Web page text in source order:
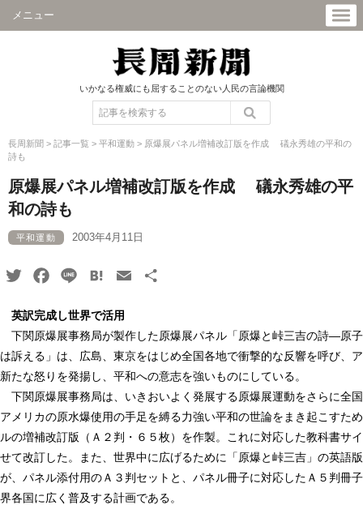
メニュー
いかなる権威にも屈することのない人民の言論機関
長周新聞 > 記事一覧 > 平和運動 > 原爆展パネル増補改訂版を作成 礒永秀雄の平和の
詩も
原爆展パネル増補改訂版を作成 礒永秀雄の平
和の詩も
平和運動 2003年4月11日
TwitterFacebook
Line HatenaEmail
英訳完成し世界で活用
下関原爆展事務局が製作した原爆展パネル「原爆と峠三吉の詩―原
は訴える」は、広島、東京をはじめ全国各地で衝撃的な反響を呼び、
新たな怒りを発揚し、平和への意志を強いものにしている。
下関原爆展事務局は、いきおいよく発展する原爆展運動をさらに全
アメリカの原水爆使用の手足を縛る力強い平和の世論をまき起こすた
ルの増補改訂版（Ａ２判・６５枚）を作製。これに対応した教科書サ
せて改訂した。また、世界中に広げるために「原爆と峠三吉」の英語
が、パネル添付用のＡ３判セットと、パネル冊子に対応したＡ５判冊
界各国に広く普及する計画である。